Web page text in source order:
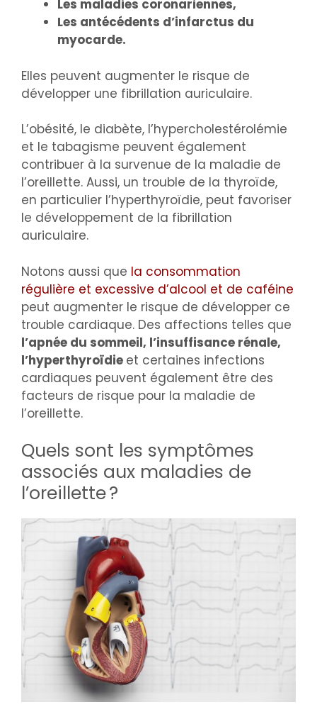
Les maladies coronariennes,
Les antécédents d’infarctus du
myocarde.
Elles peuvent augmenter le risque de
développer une fibrillation auriculaire.
L’obésité, le diabète, l’hypercholestérolémie
et le tabagisme peuvent également
contribuer à la survenue de la maladie de
l’oreillette. Aussi, un trouble de la thyroïde,
en particulier l’hyperthyroïdie, peut favoriser
le développement de la fibrillation
auriculaire.
Notons aussi que la consommation
régulière et excessive d’alcool et de caféine
peut augmenter le risque de développer ce
trouble cardiaque. Des affections telles que
l’apnée du sommeil, l’insuffisance rénale,
l’hyperthyroïdie et certaines infections
cardiaques peuvent également être des
facteurs de risque pour la maladie de
l’oreillette.
Quels sont les symptômes
associés aux maladies de
l’oreillette ?